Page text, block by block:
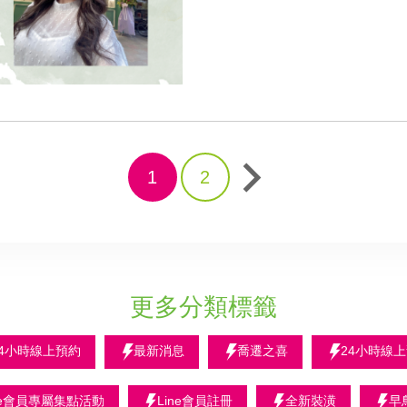
1 2
更多分類標籤
小時線上預約 最新消息 喬遷之喜 24小時線
員專屬集點活動 Line會員註冊 全新裝潢 早